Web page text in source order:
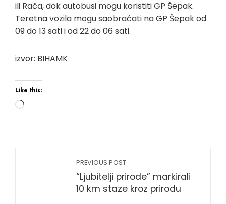
ili Rača, dok autobusi mogu koristiti GP Šepak.
Teretna vozila mogu saobraćati na GP Šepak od
09 do 13 sati i od 22 do 06 sati.
izvor: BIHAMK
Like this:
Loading…
PREVIOUS POST
“Ljubitelji prirode” markirali
10 km staze kroz prirodu